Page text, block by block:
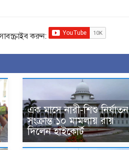
করুন:
এক মাসে নারী-শিশু নির্যাতন
সংক্রান্ত ১০ মামলায় রায়
দিলেন হাইকোর্ট